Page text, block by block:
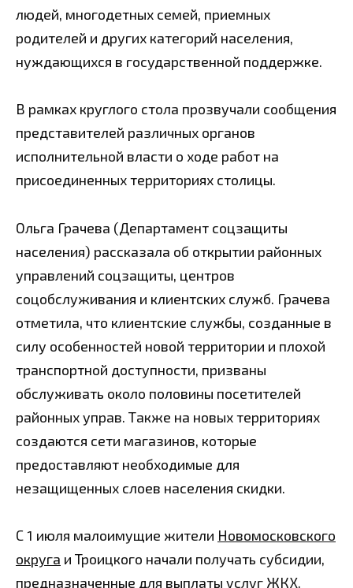
людей, многодетных семей, приемных
родителей и других категорий населения,
нуждающихся в государственной поддержке.
В рамках круглого стола прозвучали сообщения
представителей различных органов
исполнительной власти о ходе работ на
присоединенных территориях столицы.
Ольга Грачева (Департамент соцзащиты
населения) рассказала об открытии районных
управлений соцзащиты, центров
соцобслуживания и клиентских служб. Грачева
отметила, что клиентские службы, созданные в
силу особенностей новой территории и плохой
транспортной доступности, призваны
обслуживать около половины посетителей
районных управ. Также на новых территориях
создаются сети магазинов, которые
предоставляют необходимые для
незащищенных слоев населения скидки.
С 1 июля малоимущие жители Новомосковского
округа и Троицкого начали получать субсидии,
предназначенные для выплаты услуг ЖКХ.